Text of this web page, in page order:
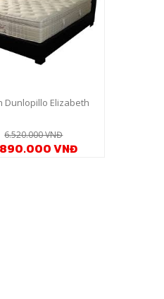
Dunlopillo Elizabeth
6.520.000 VNĐ
VNĐ